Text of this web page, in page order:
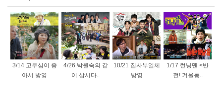
3/14 고두심이 좋
아서 방영
4/26 박원숙의 같
이 삽시다..
10/21 집사부일체
방영
1/17 런닝맨 <반
전! 겨울동..